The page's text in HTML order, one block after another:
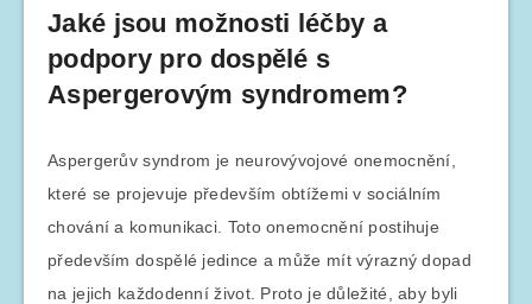
Jaké jsou možnosti léčby a
podpory pro dospělé s
Aspergerovým syndromem?
Aspergerův syndrom je neurovývojové onemocnění,
které se projevuje především obtížemi v sociálním
chování a komunikaci. Toto onemocnění postihuje
především dospělé jedince a může mít výrazný dopad
na jejich každodenní život. Proto je důležité, aby byli